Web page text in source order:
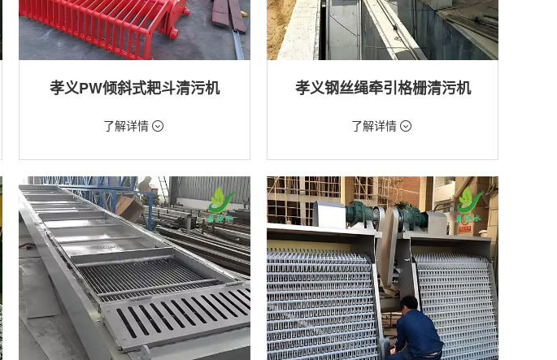
孝义PW倾斜式耙斗清污机
价格：1.28万/台了解详情
孝义钢丝绳牵引格栅清污机
价格：2888元/台了解详情